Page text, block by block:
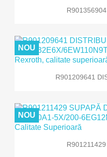
R901356904
R901209641
NOU
R901211429
NOU